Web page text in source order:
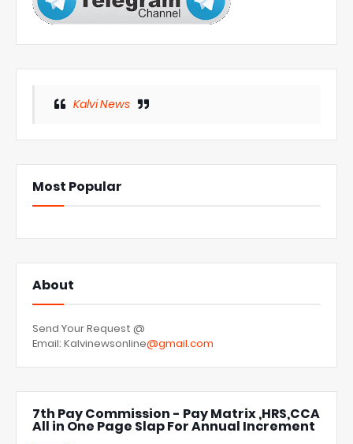
Kalvi News
Most Popular
About
Send Your Request @
Email: Kalvinewsonline@gmail.com
7th Pay Commission - Pay Matrix ,HRS,CCA
All in One Page Slap For Annual Increment